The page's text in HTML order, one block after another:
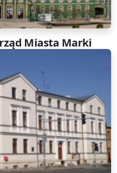
Miasta Marki